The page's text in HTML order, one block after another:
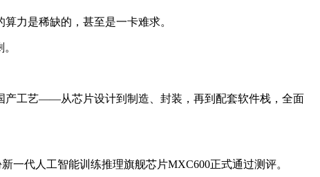
力是稀缺的，甚至是一卡难求。
产工艺——从芯片设计到制造、封装，再到配套软件栈，全面
一代人工智能训练推理旗舰芯片MXC600正式通过测评。